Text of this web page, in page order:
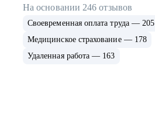
На основании 246 отзывов
Своевременная оплата труда — 205
Медицинское страхование — 178
Удаленная работа — 163